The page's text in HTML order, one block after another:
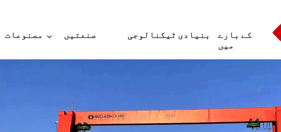
مصنوعات صنعتیں بنیادی ٹیکنالوجی
کے بارے
میں